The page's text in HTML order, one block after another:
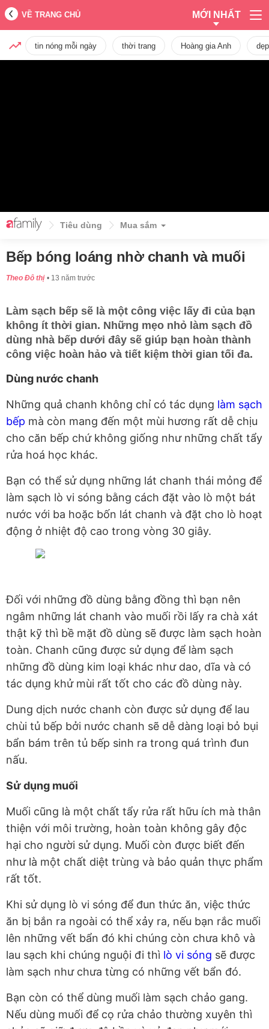
VỀ TRANG CHỦ MỚI NHẤT
tin nóng mỗi ngày thời trang Hoàng gia Anh dẹp
Tiêu dùng Mua sắm
Bếp bóng loáng nhờ chanh và muối
Theo Đô thị 13 năm trước
Làm sạch bếp sẽ là một công việc lấy đi của bạn
không ít thời gian. Những mẹo nhỏ làm sạch đồ
dùng nhà bếp dưới đây sẽ giúp bạn hoàn thành
công việc hoàn hảo và tiết kiệm thời gian tối đa.
Dùng nước chanh
Những quả chanh không chỉ có tác dụng làm sạch
bếp mà còn mang đến một mùi hương rất dễ chịu
cho căn bếp chứ không giống như những chất tẩy
rửa hoá học khác.
Bạn có thể sử dụng những lát chanh thái mỏng để
làm sạch lò vi sóng bằng cách đặt vào lò một bát
nước với ba hoặc bốn lát chanh và đặt cho lò hoạt
động ở nhiệt độ cao trong vòng 30 giây.
Đối với những đồ dùng bằng đồng thì bạn nên
ngâm những lát chanh vào muối rồi lấy ra chà xát
thật kỹ thì bề mặt đồ dùng sẽ được làm sạch hoàn
toàn. Chanh cũng được sử dụng để làm sạch
những đồ dùng kim loại khác như dao, dĩa và có
tác dụng khử mùi rất tốt cho các đồ dùng này.
Dung dịch nước chanh còn được sử dụng để lau
chùi tủ bếp bởi nước chanh sẽ dễ dàng loại bỏ bụi
bẩn bám trên tủ bếp sinh ra trong quá trình đun
nấu.
Sử dụng muối
Muối cũng là một chất tẩy rửa rất hữu ích mà thân
thiện với môi trường, hoàn toàn không gây độc
hại cho người sử dụng. Muối còn được biết đến
như là một chất diệt trùng và bảo quản thực phẩm
rất tốt.
Khi sử dụng lò vi sóng để đun thức ăn, việc thức
ăn bị bắn ra ngoài có thể xảy ra, nếu bạn rắc muối
lên những vết bẩn đó khi chúng còn chưa khô và
lau sạch khi chúng nguội đi thì lò vi sóng sẽ được
làm sạch như chưa từng có những vết bẩn đó.
Bạn còn có thể dùng muối làm sạch chảo gang.
Nếu dùng muối để cọ rửa chảo thường xuyên thì